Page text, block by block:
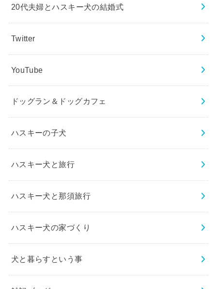
20代夫婦とハスキー犬の結婚式
Twitter
YouTube
ドッグラン＆ドッグカフェ
ハスキーの子犬
ハスキー犬と旅行
ハスキー犬と那須旅行
ハスキー犬の家づくり
犬と暮らすという事